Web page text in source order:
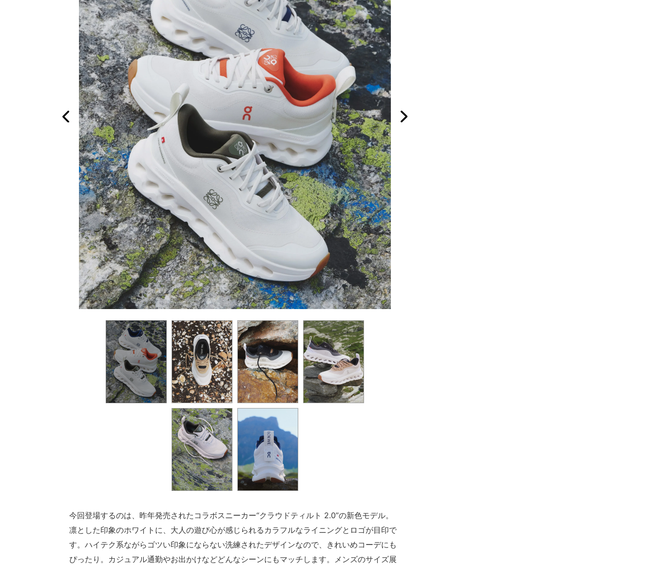
今回登場するのは、昨年発売されたコラボスニーカー“クラウドティルト 2.0”の新色モデル。
凛とした印象のホワイトに、大人の遊び心が感じられるカラフルなライニングとロゴが目印で
す。ハイテク系ながらゴツい印象にならない洗練されたデザインなので、きれいめコーデにも
ぴったり。カジュアル通勤やお出かけなどどんなシーンにもマッチします。メンズのサイズ展